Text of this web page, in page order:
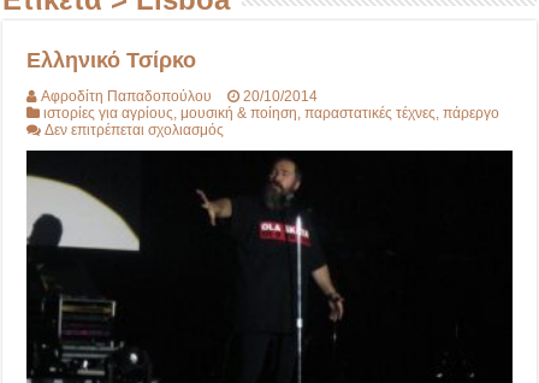
Ελληνικό Τσίρκο
Αφροδίτη Παπαδοπούλου
20/10/2014
ιστορίες για αγρίους ,μουσική & ποίηση ,παραστατικές τέχνες ,πάρεργο
Δεν επιτρέπεται σχολιασμός